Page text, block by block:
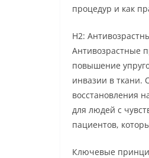
процедур и как
H2:
Антивозрастные
повышение
инвазии в ткани.
восстановления
для людей с
пациентов,
Ключевые